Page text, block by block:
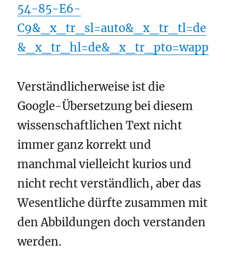
54-85-E6-
C9&_x_tr_sl=auto&_x_tr_tl=de
&_x_tr_hl=de&_x_tr_pto=wapp
Verständlicherweise ist die
Google-Übersetzung bei diesem
wissenschaftlichen Text nicht
immer ganz korrekt und
manchmal vielleicht kurios und
nicht recht verständlich, aber das
Wesentliche dürfte zusammen mit
den Abbildungen doch verstanden
werden.